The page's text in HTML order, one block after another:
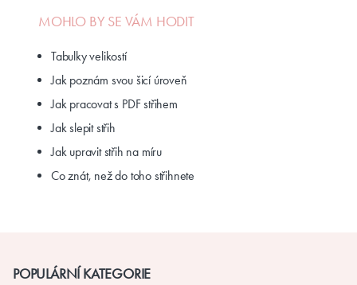
MOHLO BY SE VÁM HODIT
Tabulky velikostí
Jak poznám svou šicí úroveň
Jak pracovat s PDF střihem
Jak slepit střih
Jak upravit střih na míru
Co znát, než do toho střihnete
POPULÁRNÍ KATEGORIE